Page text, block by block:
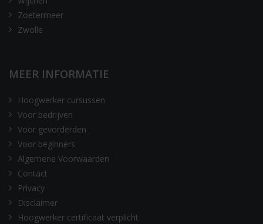
Zoetermeer
Zwolle
MEER INFORMATIE
Hoogwerker cursussen
Voor bedrijven
Voor gevorderden
Voor beginners
Algemene Voorwaarden
Contact
Privacy
Disclaimer
Hoogwerker certificaat verplicht